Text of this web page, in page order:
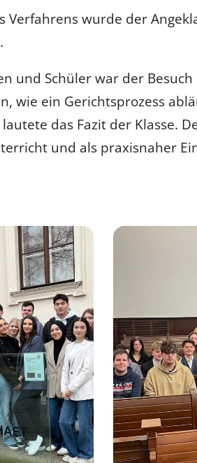
Verfahrens wurde der
und Schüler war der
wie ein Gerichtsprozess
das Fazit der Klasse.
und als praxisnaher